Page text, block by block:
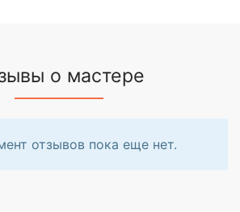
о мастере
отзывов пока еще нет.